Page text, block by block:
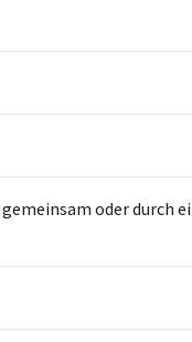
oder durch